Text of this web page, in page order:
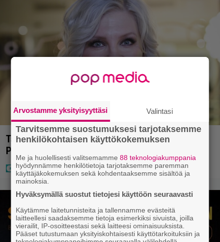
Tältä näyttää Vappu Pimiän perhelomalla
Portugalissa – ”Kaunis mekko”
Arvostamme yksityisyyttäsi Valintasi
Tarvitsemme suostumuksesi tarjotaksemme
henkilökohtaisen käyttökokemuksen
Me ja huolellisesti valitsemamme88 teknologiakumppania
hyödynnämme henkilötietoja tarjotaksemme paremman
käyttäjäkokemuksen sekä kohdentaaksemme sisältöä ja
mainoksia.
Hyväksymällä suostut tietojesi käyttöön seuraavasti
Käytämme laitetunnisteita ja tallennamme evästeitä
laitteellesi saadaksemme tietoja esimerkiksi sivuista, joilla
vierailit, IP-osoitteestasi sekä laitteesi ominaisuuksista.
Pääset tutustumaan yksityiskohtaisesti käyttötarkoituksiin ja